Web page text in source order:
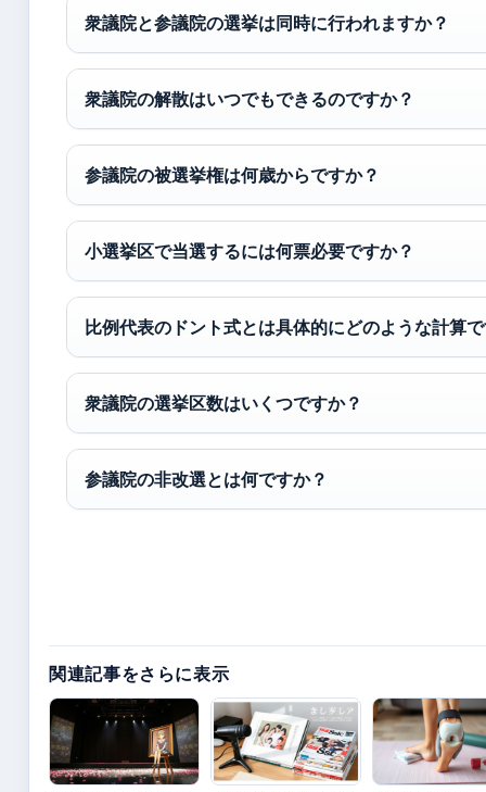
衆議院と参議院の選挙は同時に行われますか？
衆議院の解散はいつでもできるのですか？
参議院の被選挙権は何歳からですか？
小選挙区で当選するには何票必要ですか？
比例代表のドント式とは具体的にどのような計算
衆議院の選挙区数はいくつですか？
参議院の非改選とは何ですか？
関連記事をさらに表示